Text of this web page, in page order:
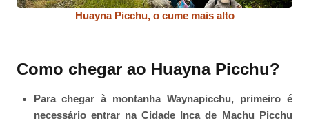
Huayna Picchu, o cume mais alto
Como chegar ao Huayna Picchu?
Para chegar à montanha Waynapicchu, primeiro é
necessário entrar na Cidade Inca de Machu Picchu